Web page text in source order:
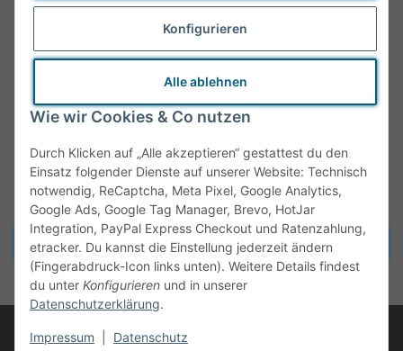
Konfigurieren
Alle ablehnen
Wie wir Cookies & Co nutzen
Durch Klicken auf „Alle akzeptieren“ gestattest du den
Einsatz folgender Dienste auf unserer Website: Technisch
notwendig, ReCaptcha, Meta Pixel, Google Analytics,
Google Ads, Google Tag Manager, Brevo, HotJar
Integration, PayPal Express Checkout und Ratenzahlung,
etracker. Du kannst die Einstellung jederzeit ändern
(Fingerabdruck-Icon links unten). Weitere Details findest
du unter Konfigurieren und in unserer
Datenschutzerklärung.
Impressum Datenschutz
Vertrag widerrufen
* Alle Preise inkl. gesetzlicher MwSt., zzgl.Versand
© Tante Olga